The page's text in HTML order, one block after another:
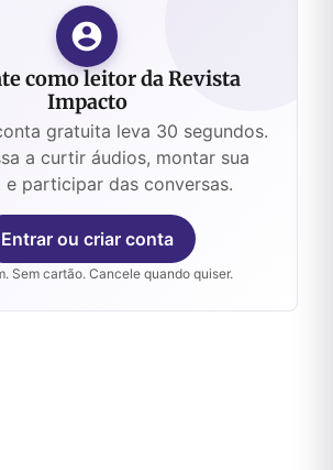
como leitor da Revista
Impacto
gratuita leva 30 segundos.
a curtir áudios, montar sua
e participar das conversas.
Entrar ou criar conta
Sem cartão. Cancele quando quiser.